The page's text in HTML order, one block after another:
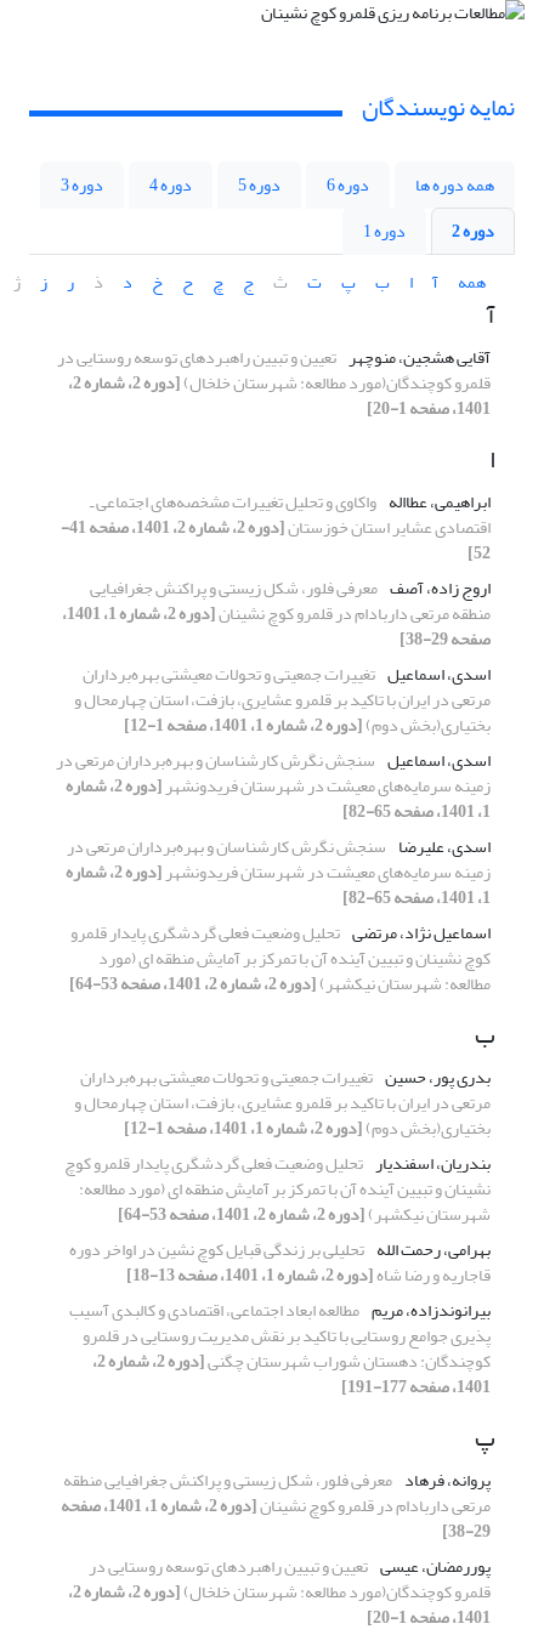
نمایه نویسندگان
همه دوره ها دوره 6 دوره 5 دوره 4
دوره 3
دوره 2
دوره 1
همه
آ ا ب پ ت ث ج چ ح خ د ذ ر ز ژ
آ
آقایی هشجین، منوچهر تعیین و تبیین راهبردهای توسعه روستایی در
قلمرو کوچندگان(مورد مطالعه: شهرستان خلخال) [دوره 2، شماره 2،
1401، صفحه 1-20]
ا
ابراهیمی، عطااله واکاوی و تحلیل تغییرات مشخصه‌های اجتماعی ـ
اقتصادی عشایر استان خوزستان [دوره 2، شماره 2، 1401، صفحه 41-
52]
اروج زاده، آصف معرفی فلور، شکل زیستی و پراکنش جغرافیایی
منطقه مرتعی داربادام در قلمرو کوچ نشینان [دوره 2، شماره 1، 1401،
صفحه 29-38]
اسدی، اسماعیل تغییرات جمعیتی و تحولات معیشتی بهره‌برداران
مرتعی در ایران با تاکید بر قلمرو عشایری، بازفت، استان چهارمحال و
بختیاری(بخش دوم)[دوره 2، شماره 1، 1401، صفحه 1-12]
اسدی، اسماعیل سنجش نگرش کارشناسان و بهره‌برداران مرتعی در
زمینه سرمایه‌های معیشت در شهرستان فریدونشهر [دوره 2، شماره
1، 1401، صفحه 65-82]
اسدی، علیرضا سنجش نگرش کارشناسان و بهره‌برداران مرتعی در
زمینه سرمایه‌های معیشت در شهرستان فریدونشهر [دوره 2، شماره
1، 1401، صفحه 65-82]
اسماعیل نژاد، مرتضی تحلیل وضعیت فعلی گردشگری پایدار قلمرو
کوچ نشینان و تبیین آینده آن با تمرکز بر آمایش منطقه ای (مورد
مطالعه: شهرستان نیکشهر)[دوره 2، شماره 2، 1401، صفحه 53-64]
ب
بدری پور، حسین تغییرات جمعیتی و تحولات معیشتی بهره‌برداران
مرتعی در ایران با تاکید بر قلمرو عشایری، بازفت، استان چهارمحال و
بختیاری(بخش دوم)[دوره 2، شماره 1، 1401، صفحه 1-12]
بندریان، اسفندیار تحلیل وضعیت فعلی گردشگری پایدار قلمرو کوچ
نشینان و تبیین آینده آن با تمرکز بر آمایش منطقه ای (مورد مطالعه:
شهرستان نیکشهر)[دوره 2، شماره 2، 1401، صفحه 53-64]
بهرامی، رحمت الله تحلیلی بر زندگی قبایل کوچ نشین در اواخر دوره
قاجاریه و رضا شاه[دوره 2، شماره 1، 1401، صفحه 13-18]
بیرانوندزاده، مریم مطالعه ابعاد اجتماعی، اقتصادی و کالبدی آسیب
پذیری جوامع روستایی با تاکید بر نقش مدیریت روستایی در قلمرو
کوچندگان: دهستان شوراب شهرستان چگنی [دوره 2، شماره 2،
1401، صفحه 177-191]
پ
پروانه، فرهاد معرفی فلور، شکل زیستی و پراکنش جغرافیایی منطقه
مرتعی داربادام در قلمرو کوچ نشینان [دوره 2، شماره 1، 1401، صفحه
29-38]
پوررمضان، عیسی تعیین و تبیین راهبردهای توسعه روستایی در
قلمرو کوچندگان(مورد مطالعه: شهرستان خلخال) [دوره 2، شماره 2،
1401، صفحه 1-20]